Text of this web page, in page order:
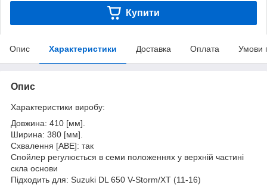
Купити
Опис Характеристики Доставка Оплата Умови
Опис
Характеристики виробу:
Довжина: 410 [мм].
Ширина: 380 [мм].
Схвалення [ABE]: так
Спойлер регулюється в семи положеннях у верхній частині
скла основи
Підходить для: Suzuki DL 650 V-Storm/XT (11-16)